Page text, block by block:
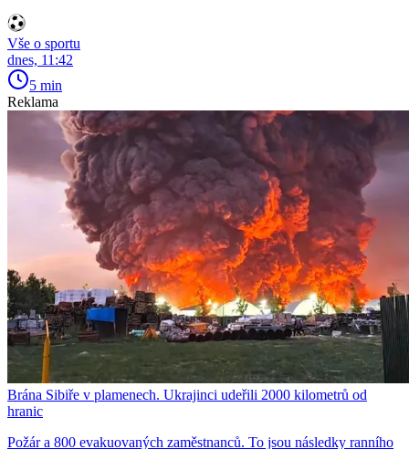
Vše o sportu
dnes, 11:42
5 min
Reklama
Brána Sibiře v plamenech. Ukrajinci udeřili 2000 kilometrů od
hranic
Požár a 800 evakuovaných zaměstnanců. To jsou následky ranního